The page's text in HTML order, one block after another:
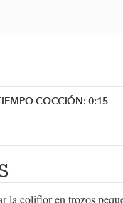
COCCIÓN: 0:15
la coliflor en trozos